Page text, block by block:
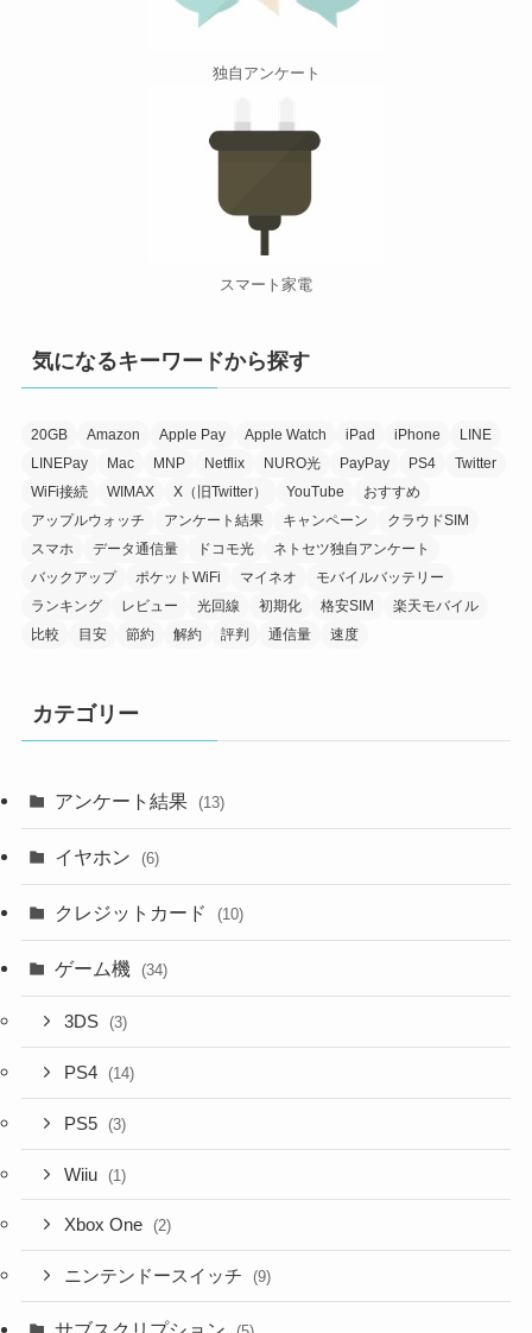
独自アンケート
スマート家電
気になるキーワードから探す
20GB Amazon Apple Pay Apple Watch iPad iPhone
LINE
LINEPay
Mac MNP Netflix NURO光 PayPay PS4
Twitter
WiFi接続
WIMAX X（旧Twitter） YouTube
おすすめ
アップルウォッチ
アンケート結果 キャンペーン
クラウドSIM
スマホ
データ通信量 ドコモ光
ネトセツ独自アンケート
バックアップ
ポケットWiFi マイネオ
モバイルバッテリー
ランキング
レビュー 光回線 初期化 格安SIM
楽天モバイル
比較
目安 節約 解約 評判 通信量 速度
カテゴリー
アンケート結果 (13)
イヤホン (6)
クレジットカード (10)
ゲーム機 (34)
3DS (3)
PS4 (14)
PS5 (3)
Wiiu (1)
Xbox One (2)
ニンテンドースイッチ (9)